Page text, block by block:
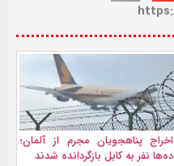
اخراج پناهجویان مجرم از آلمان؛
ده‌ها نفر به کابل بازگردانده شدند